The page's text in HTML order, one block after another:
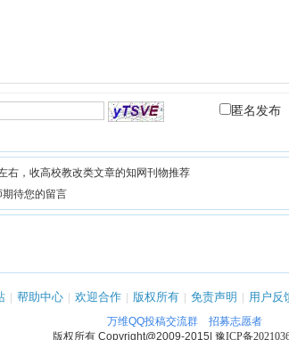
匿名发布
右，收高校教改类文章的知网刊物推荐
待您的留言
| 帮助中心 | 欢迎合作 | 版权所有 | 免责声明 | 用户反
万维QQ投稿交流群
招募志愿者
版权所有 Copyright@2009-2015 豫ICP备